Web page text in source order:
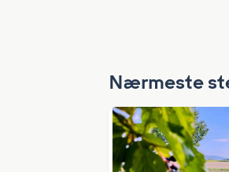
Nærmeste